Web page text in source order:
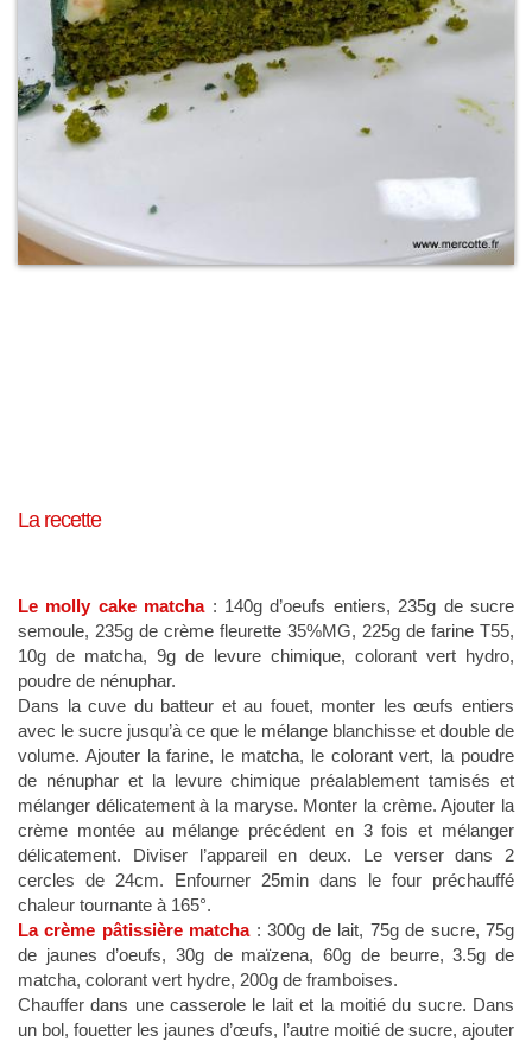
La recette
Le molly cake matcha: 140g d’oeufs entiers, 235g de sucre
semoule, 235g de crème fleurette 35%MG, 225g de farine T55,
10g de matcha, 9g de levure chimique, colorant vert hydro,
poudre de nénuphar.
Dans la cuve du batteur et au fouet, monter les œufs entiers
avec le sucre jusqu’à ce que le mélange blanchisse et double de
volume. Ajouter la farine, le matcha, le colorant vert, la poudre
de nénuphar et la levure chimique préalablement tamisés et
mélanger délicatement à la maryse. Monter la crème. Ajouter la
crème montée au mélange précédent en 3 fois et mélanger
délicatement. Diviser l’appareil en deux. Le verser dans 2
cercles de 24cm. Enfourner 25min dans le four préchauffé
chaleur tournante à 165°.
La crème pâtissière matcha: 300g de lait, 75g de sucre, 75g
de jaunes d’oeufs, 30g de maïzena, 60g de beurre, 3.5g de
matcha, colorant vert hydre, 200g de framboises.
Chauffer dans une casserole le lait et la moitié du sucre. Dans
un bol, fouetter les jaunes d’œufs, l’autre moitié de sucre, ajouter